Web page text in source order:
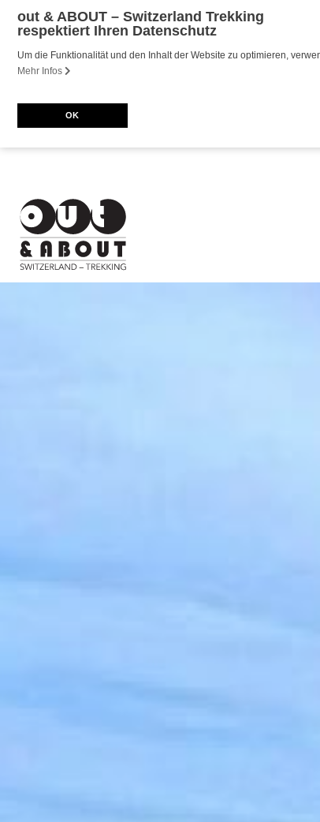
out & ABOUT – Switzerland Trekking
respektiert Ihren Datenschutz
Um die Funktionalität und den Inhalt der Website zu optimieren,
Mehr Infos
OK